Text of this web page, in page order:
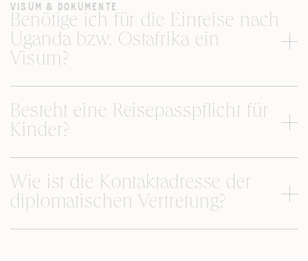
VISUM & DOKUMENTE
Benötige ich für die Einreise nach
Uganda bzw. Ostafrika ein
Visum?
Besteht eine Reisepasspflicht für
Kinder?
Wie ist die Kontaktadresse der
diplomatischen Vertretung?